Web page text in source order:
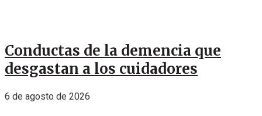
Conductas de la demencia que
desgastan a los cuidadores
6 de agosto de 2026